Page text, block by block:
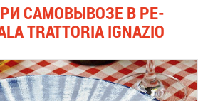
СА­МО­ВЫ­ВО­ЗЕ В РЕ­
TRATTORIA IGNAZIO